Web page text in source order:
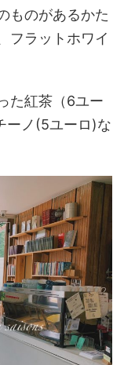
ものがあるかた
フラットホワイ
た紅茶（6ユー
ーノ(5ユーロ)な